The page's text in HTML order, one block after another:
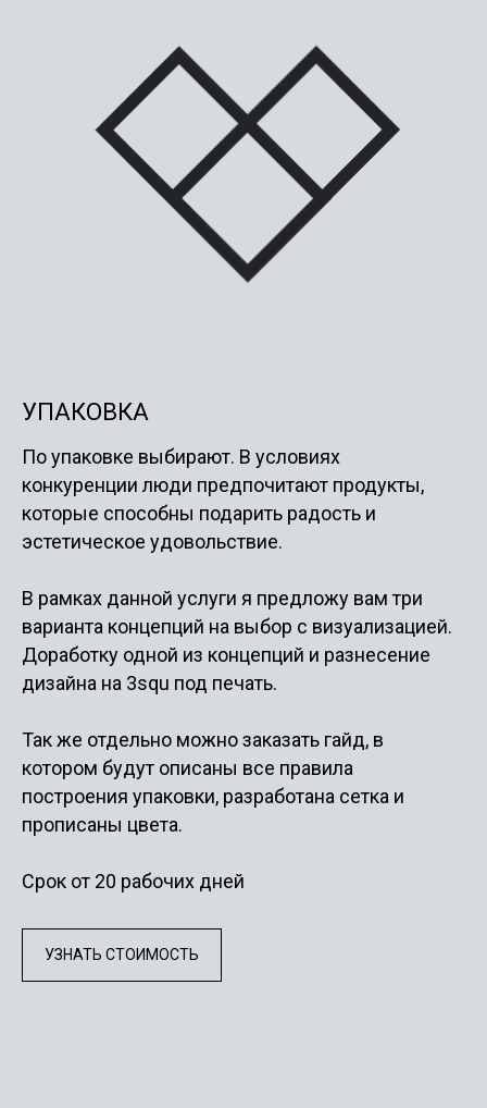
УПАКОВКА
По упаковке выбирают. В условиях
конкуренции люди предпочитают продукты,
которые способны подарить радость и
эстетическое удовольствие.
В рамках данной услуги я предложу вам три
варианта концепций на выбор с визуализацией.
Доработку одной из концепций и разнесение
дизайна на 3squ под печать.
Так же отдельно можно заказать гайд, в
котором будут описаны все правила
построения упаковки, разработана сетка и
прописаны цвета.
Срок от 20 рабочих дней
УЗНАТЬ СТОИМОСТЬ